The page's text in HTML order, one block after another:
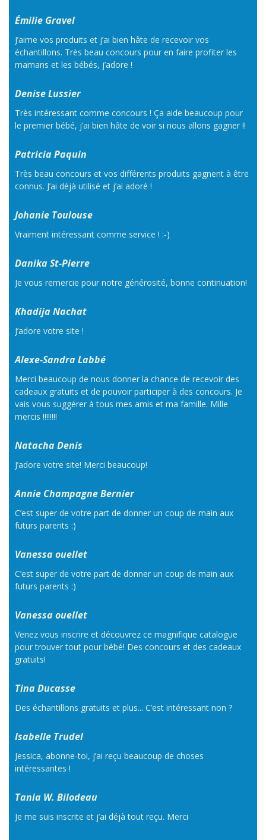
Émilie Gravel
J’aime vos produits et j’ai bien hâte de recevoir vos
échantillons. Très beau concours pour en faire profiter les
mamans et les bébés, j’adore !
Denise Lussier
Très intéressant comme concours ! Ça aide beaucoup pour
le premier bébé, j’ai bien hâte de voir si nous allons gagner !!
Patricia Paquin
Très beau concours et vos différents produits gagnent à être
connus. J’ai déjà utilisé et j’ai adoré !
Johanie Toulouse
Vraiment intéressant comme service ! :-)
Danika St-Pierre
Je vous remercie pour notre générosité, bonne continuation!
Khadija Nachat
J’adore votre site !
Alexe-Sandra Labbé
Merci beaucoup de nous donner la chance de recevoir des
cadeaux gratuits et de pouvoir participer à des concours. Je
vais vous suggérer à tous mes amis et ma famille. Mille
mercis !!!!!!!!
Natacha Denis
J’adore votre site! Merci beaucoup!
Annie Champagne Bernier
C’est super de votre part de donner un coup de main aux
futurs parents :)
Vanessa ouellet
C’est super de votre part de donner un coup de main aux
futurs parents :)
Vanessa ouellet
Venez vous inscrire et découvrez ce magnifique catalogue
pour trouver tout pour bébé! Des concours et des cadeaux
gratuits!
Tina Ducasse
Des échantillons gratuits et plus... C’est intéressant non ?
Isabelle Trudel
Jessica, abonne-toi, j’ai reçu beaucoup de choses
intéressantes !
Tania W. Bilodeau
Je me suis inscrite et j’ai déjà tout reçu. Merci